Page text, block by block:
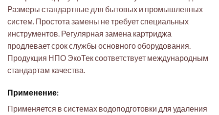
Размеры стандартные для бытовых и промышленных
систем. Простота замены не требует специальных
инструментов. Регулярная замена картриджа
продлевает срок службы основного оборудования.
Продукция НПО ЭкоТек соответствует международным
стандартам качества.
Применение:
Применяется в системах водоподготовки для удаления